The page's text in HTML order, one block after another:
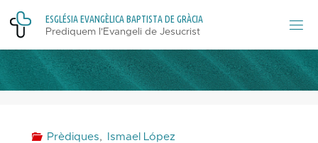
Skip
content
ESGLÉSIAEVANGÈLICABAPTISTADE GRÀCIA
Prediquem l'Evangeli de Jesucrist
Prèdiques, Ismael López